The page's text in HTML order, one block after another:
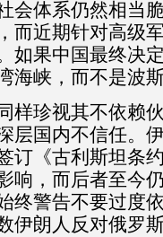
会体系仍然相当
而近期针对高级
如果中国最终决
海峡，而不是波斯
样珍视其不依赖
层国内不信任。
订《古利斯坦条
响，而后者至今
终警告不要过度
伊朗人反对俄罗